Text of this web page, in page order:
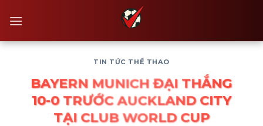
TIN TỨC THỂ THAO
BAYERN MUNICH ĐẠI THẮNG
10-0 TRƯỚC AUCKLAND CITY
TẠI CLUB WORLD CUP